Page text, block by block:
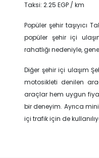
Taksi: 2.25 EGP / km
Popüler şehir taşıyıcı
popüler şehir içi
rahatlığı nedeniyle,
Diğer şehir içi ulaşım
motosikleti denilen
araçlar hem uygun
bir deneyim. Ayrıca
içi trafik için de